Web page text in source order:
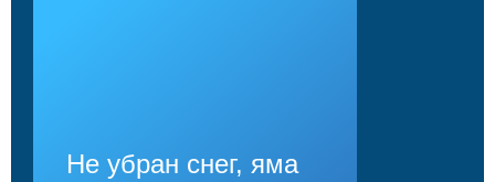
Не убран снег, яма